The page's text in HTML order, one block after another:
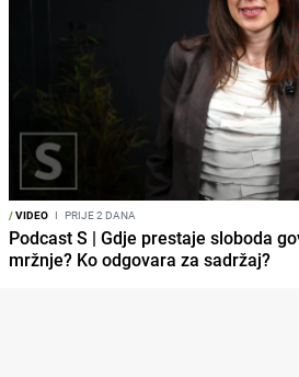
/VIDEO I PRIJE 2 DANA
Podcast S | Gdje prestaje sloboda
mržnje? Ko odgovara za sadržaj?